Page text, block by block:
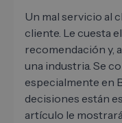
Un mal servicio al
cliente. Le cuesta
recomendación y,
una industria. Se
especialmente en
decisiones están
artículo le